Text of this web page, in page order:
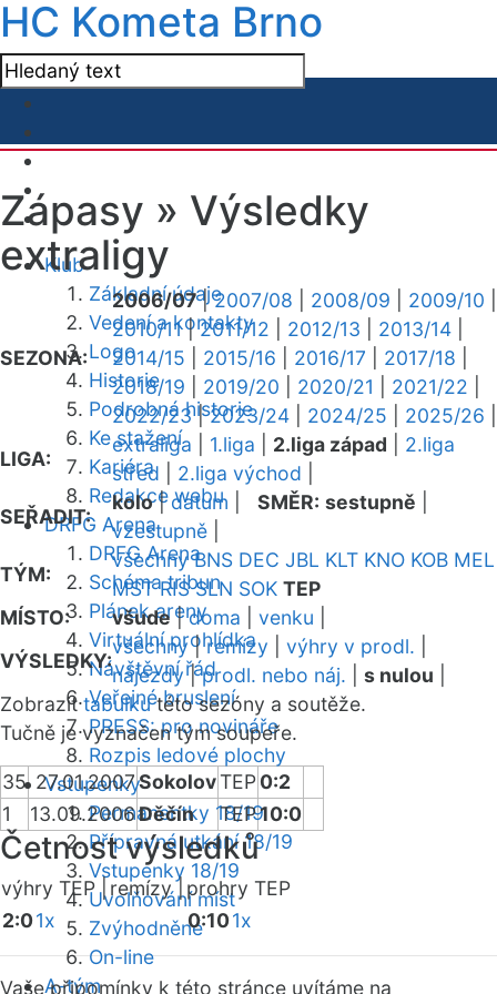
HC Kometa Brno
Klub
Základní údaje
Vedení a kontakty
Logo
Historie
Podrobná historie
Ke stažení
Kariéra
Redakce webu
DRFG Arena
DRFG Arena
Schéma tribun
Plánek areny
Virtuální prohlídka
Návštěvní řád
Veřejné bruslení
PRESS: pro novináře
Rozpis ledové plochy
Vstupenky
Permanentky 18/19
Přípravná utkání 18/19
Vstupenky 18/19
Uvolňování míst
Zvýhodněné
On-line
A-tým
Zápasy » Výsledky
extraligy
SEZONA:
2006/07|2007/08 2008/09 2009/10
2010/11|2011/12 2012/13 2013/14
2014/15
2015/16 2016/17 2017/18
2018/19
2019/20 2020/21 2021/22
2022/23|2023/24 2024/25 2025/26
LIGA:
extraliga 1.liga 2.liga západ
2.liga
střed
2.liga východ
SEŘADIT:
kolo|datum SMĚR: sestupně
vzestupně
TÝM:
všechny BNS DEC JBL KLT KNO KOB MEL
MST RIS SLN SOK TEP
MÍSTO:
všude|doma venku
VÝSLEDKY:
všechny|remízy výhry v prodl.
nájezdy|prodl. nebo náj. s nulou
Zobrazittabulkutéto sezóny a soutěže.
Tučně je vyznačen tým soupeře.
35 27.01.2007SokolovTEP0:2
1
13.09.2006Děčín TEP10:0
Četnost výsledků
výhry TEP | remízy | prohry TEP
2:01x 0:101x
Vaše připomínky k této stránce uvítáme na